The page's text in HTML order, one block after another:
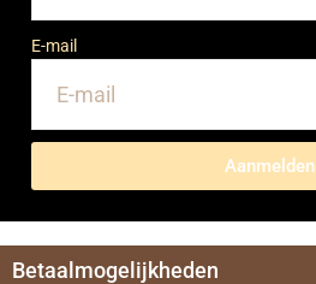
E-mail
Aanmelden
Betaalmogelijkheden